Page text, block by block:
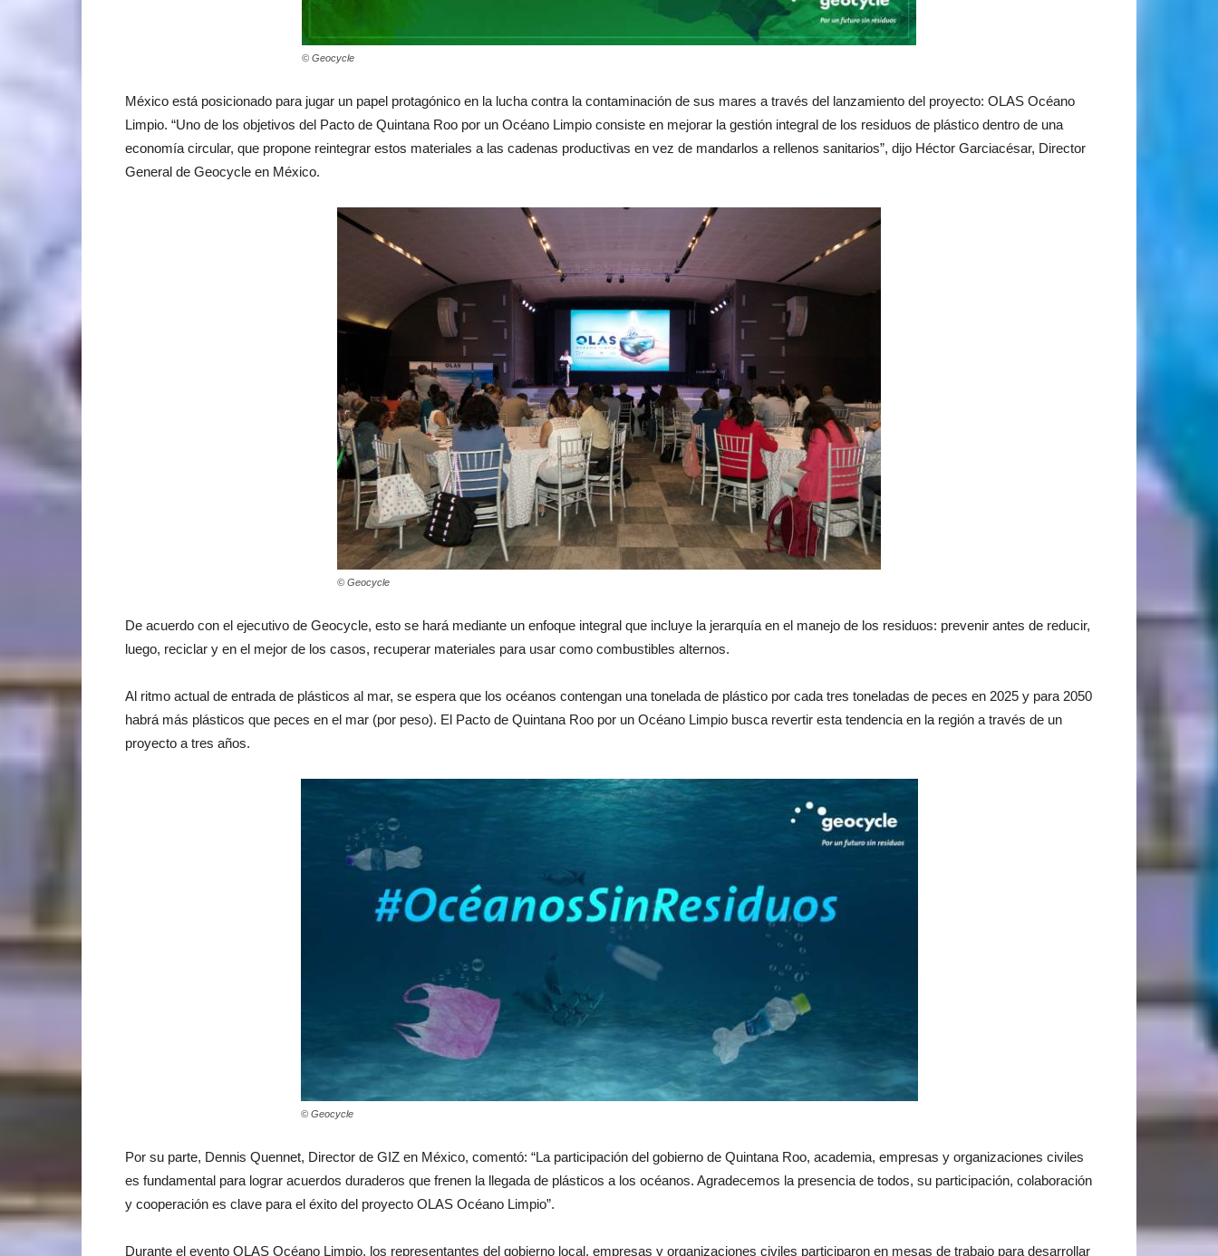
© Geocycle
México está posicionado para jugar un papel protagónico en la lucha contra la contaminación de sus mares a través del lanzamiento del proyecto: OLAS Océano
Limpio. “Uno de los objetivos del Pacto de Quintana Roo por un Océano Limpio consiste en mejorar la gestión integral de los residuos de plástico dentro de una
economía circular, que propone reintegrar estos materiales a las cadenas productivas en vez de mandarlos a rellenos sanitarios”, dijo Héctor Garciacésar, Director
General de Geocycle en México.
© Geocycle
De acuerdo con el ejecutivo de Geocycle, esto se hará mediante un enfoque integral que incluye la jerarquía en el manejo de los residuos: prevenir antes de reducir,
luego, reciclar y en el mejor de los casos, recuperar materiales para usar como combustibles alternos.
Al ritmo actual de entrada de plásticos al mar, se espera que los océanos contengan una tonelada de plástico por cada tres toneladas de peces en 2025 y para 2050
habrá más plásticos que peces en el mar (por peso). El Pacto de Quintana Roo por un Océano Limpio busca revertir esta tendencia en la región a través de un
proyecto a tres años.
© Geocycle
Por su parte, Dennis Quennet, Director de GIZ en México, comentó: “La participación del gobierno de Quintana Roo, academia, empresas y organizaciones civiles
es fundamental para lograr acuerdos duraderos que frenen la llegada de plásticos a los océanos. Agradecemos la presencia de todos, su participación, colaboración
y cooperación es clave para el éxito del proyecto OLAS Océano Limpio”.
Durante el evento OLAS Océano Limpio, los representantes del gobierno local, empresas y organizaciones civiles participaron en mesas de trabajo para desarrollar